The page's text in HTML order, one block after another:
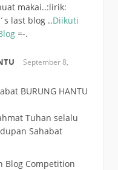
makai..:lirik:
last blog ..Diikuti
=-.
September 8,
BURUNG HANTU
Tuhan selalu
Sahabat
Blog Competition